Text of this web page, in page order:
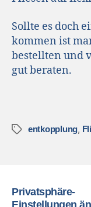
Sollte es doch
kommen ist
bestellten und
gut beraten.
entkopplung,
Privatsphäre-
Einstellungen